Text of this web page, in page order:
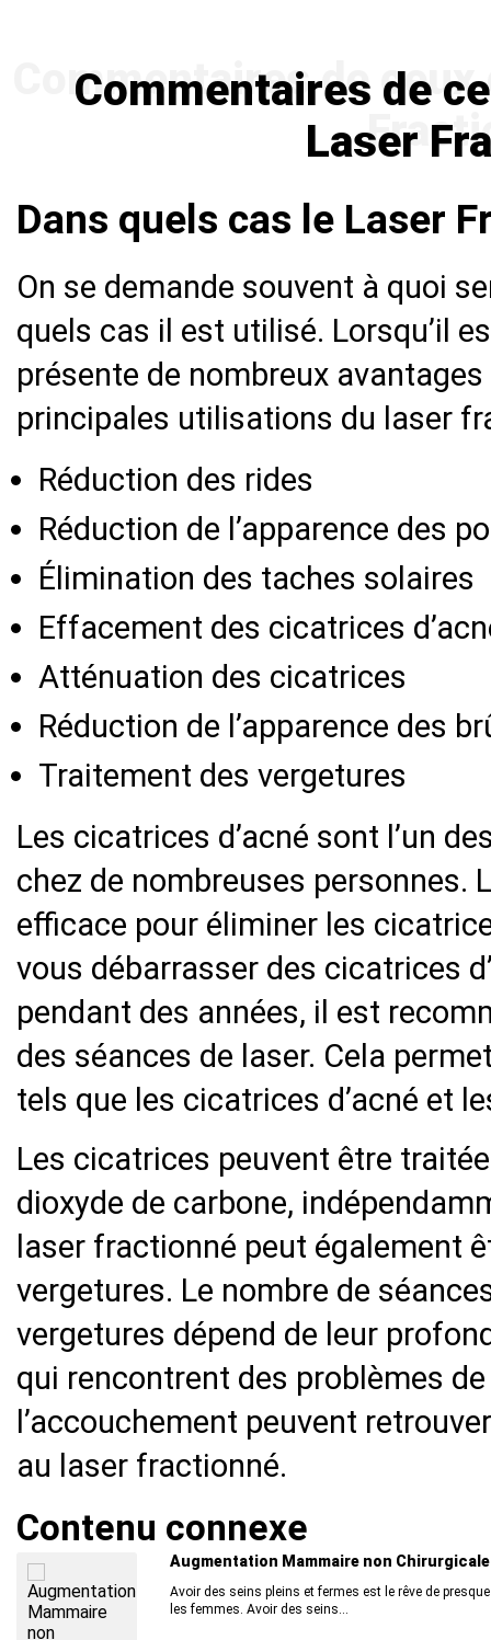
Commentaires de
Laser
Dans quels cas le Laser
On se demande souvent à quoi
quels cas il est utilisé. Lorsqu’il
présente de nombreux
principales utilisations du laser
Réduction des rides
Réduction de l’apparence des
Élimination des taches solaires
Effacement des cicatrices
Atténuation des cicatrices
Réduction de l’apparence des
Traitement des vergetures
Les cicatrices d’acné sont l’un
chez de nombreuses personnes.
efficace pour éliminer les
vous débarrasser des cicatrices
pendant des années, il est
des séances de laser. Cela
tels que les cicatrices d’acné et
Les cicatrices peuvent être
dioxyde de carbone,
laser fractionné peut également
vergetures. Le nombre de
vergetures dépend de leur
qui rencontrent des problèmes
l’accouchement peuvent
au laser fractionné.
Contenu connexe
Augmentation Mammaire non Chirurgicale
Avoir des seins pleins et fermes est le rêve de
les femmes. Avoir des seins...